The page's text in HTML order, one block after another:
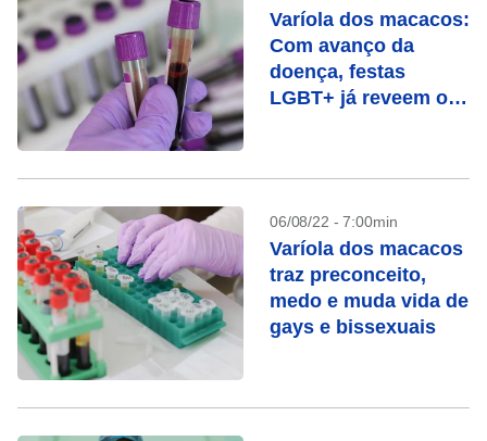
Varíola dos macacos:
Com avanço da
doença, festas
LGBT+ já reveem os
06/08/22 - 7:00min
Varíola dos macacos
traz preconceito,
medo e muda vida de
gays e bissexuais